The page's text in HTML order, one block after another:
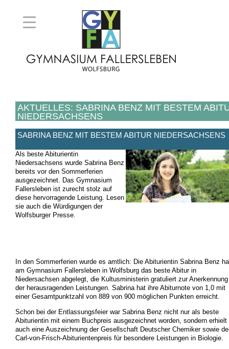
AKTUELLES: SABRINA BENZ MIT BESTEM
NIEDERSACHSENS
SABRINA BENZ MIT BESTEM ABITUR NIEDERSACHSENS
Als beste Abiturientin
Niedersachsens wurde Sabrina Benz
bereits vor den Sommerferien
ausgezeichnet. Das Gymnasium
Fallersleben ist zurecht stolz auf
diese hervorragende Leistung. Lesen
sie auch die Würdigungen der
Wolfsburger Presse.
In den Sommerferien wurde es amtlich: Die Abiturientin Sabrina Benz
am Gymnasium Fallersleben in Wolfsburg das beste Abitur in
Niedersachsen abgelegt, die Kultusministerin gratuliert zur Anerkennung
der herausragenden Leistungen. Sabrina hat ihre Abiturnote von 1,0 mit
einer Gesamtpunktzahl von 889 von 900 möglichen Punkten erreicht.
Schon bei der Entlassungsfeier war Sabrina Benz nicht nur als beste
Abiturientin mit einem Buchpreis ausgezeichnet worden, sondern erhielt
auch eine Auszeichnung der Gesellschaft Deutscher Chemiker sowie
Carl-von-Frisch-Abiturientenpreis für besondere Leistungen in Biologie.